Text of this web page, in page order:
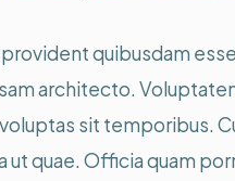
quibusdam
architecto.
sit temporibus.
ut quae. Officia quam